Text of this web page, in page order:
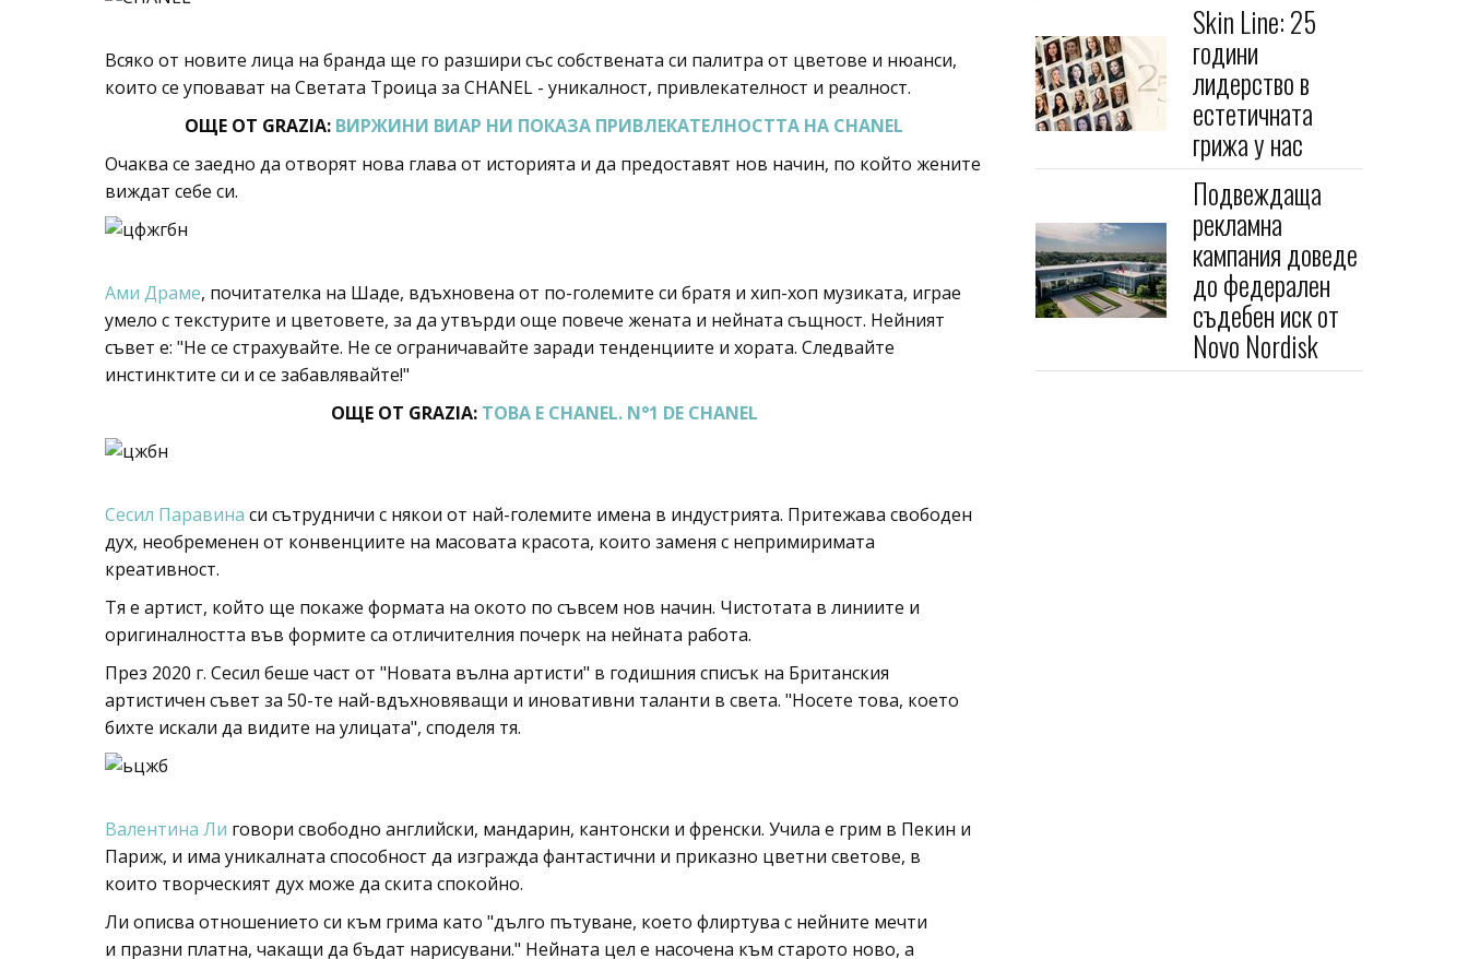
Всяко от новите лица на бранда ще го разшири със собствената си палитра от цветове и нюанси,
които се уповават на Светата Троица за CHANEL - уникалност, привлекателност и реалност.
ОЩЕ ОТ GRAZIA: ВИРЖИНИ ВИАР НИ ПОКАЗА ПРИВЛЕКАТЕЛНОСТТА НА CHANEL
Очаква се заедно да отворят нова глава от историята и да предоставят нов начин, по който жените
виждат себе си.
Ами Драме, почитателка на Шаде, вдъхновена от по-големите си братя и хип-хоп музиката, играе
умело с текстурите и цветовете, за да утвърди още повече жената и нейната същност. Нейният
съвет е: "Не се страхувайте. Не се ограничавайте заради тенденциите и хората. Следвайте
инстинктите си и се забавлявайте!"
ОЩЕ ОТ GRAZIA: ТОВА Е CHANEL. N°1 DE CHANEL
Сесил Паравина си сътрудничи с някои от най-големите имена в индустрията. Притежава свободен
дух, необременен от конвенциите на масовата красота, които заменя с непримиримата
креативност.
Тя е артист, който ще покаже формата на окото по съвсем нов начин. Чистотата в линиите и
оригиналността във формите са отличителния почерк на нейната работа.
През 2020 г. Сесил беше част от "Новата вълна артисти" в годишния списък на Британския
артистичен съвет за 50-те най-вдъхновяващи и иновативни таланти в света. "Носете това, което
бихте искали да видите на улицата", споделя тя.
Валентина Ли говори свободно английски, мандарин, кантонски и френски. Учила е грим в Пекин и
Париж, и има уникалната способност да изгражда фантастични и приказно цветни светове, в
които творческият дух може да скита спокойно.
Ли описва отношението си към грима като "дълго пътуване, което флиртува с нейните мечти
и празни платна, чакащи да бъдат нарисувани." Нейната цел е насочена към старото ново, а
Skin Line: 25
години
лидерство в
естетичната
грижа у нас
Подвеждаща
рекламна
кампания доведе
до федерален
съдебен иск от
Novo Nordisk